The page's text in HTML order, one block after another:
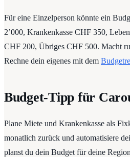
Für eine Einzelperson könnte ein
2’000, Krankenkasse CHF 350,
CHF 200, Übriges CHF 500. Macht
Rechne dein eigenes mit dem
Budget-Tipp für
Plane Miete und Krankenkasse als
monatlich zurück und automatisiere
planst du dein Budget für deine